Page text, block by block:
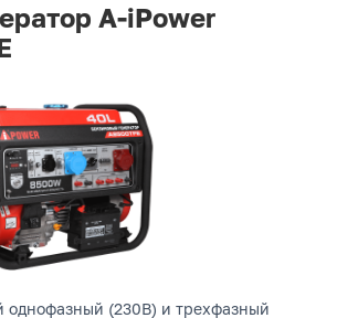
A-iPower
однофазный (230В) и трехфазный